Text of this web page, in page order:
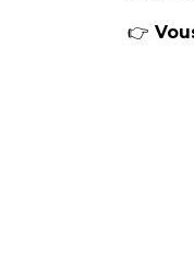
👉